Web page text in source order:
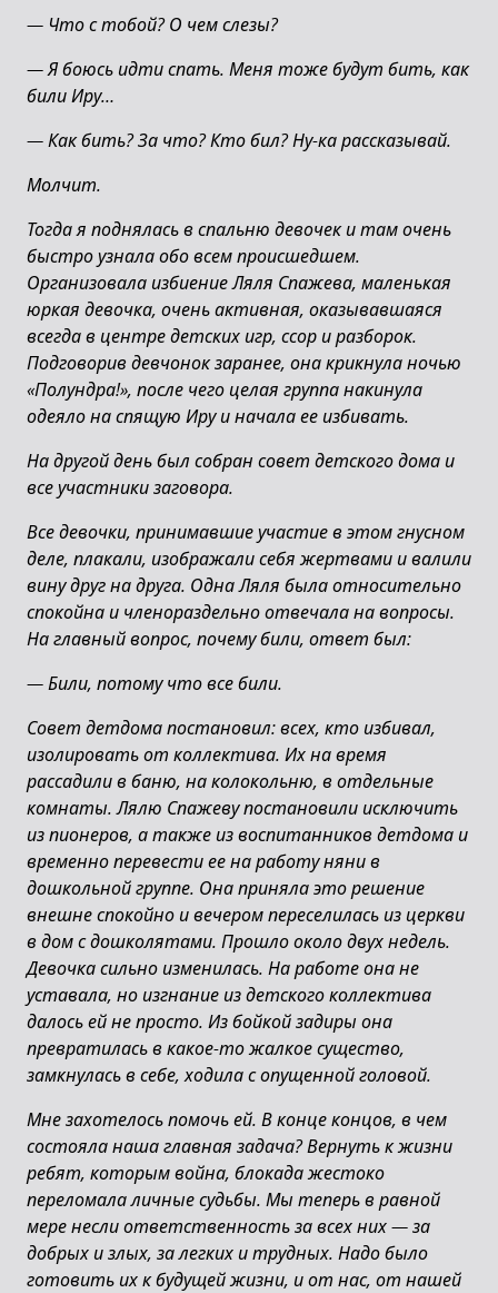
— Что с тобой? О чем слезы?
—Я боюсь идти спать. Меня тоже будут бить, как
били Иру…
—Как бить? За что? Кто бил? Ну-ка рассказывай.
Молчит.
Тогда я поднялась в спальню девочек и там очень
быстро узнала обо всем происшедшем.
Организовала избиение Ляля Спажева, маленькая
юркая девочка, очень активная, оказывавшаяся
всегда в центре детских игр, ссор и разборок.
Подговорив девчонок заранее, она крикнула ночью
«Полундра!», после чего целая группа накинула
одеяло на спящую Иру и начала ее избивать.
На другой день был собран совет детского дома и
все участники заговора.
Все девочки, принимавшие участие в этом гнусном
деле, плакали, изображали себя жертвами и валили
вину друг на друга. Одна Ляля была относительно
спокойна и членораздельно отвечала на вопросы.
На главный вопрос, почему били, ответ был:
—Били, потому что все били.
Совет детдома постановил: всех, кто избивал,
изолировать от коллектива. Их на время
рассадили в баню, на колокольню, в отдельные
комнаты. Лялю Спажеву постановили исключить
из пионеров, а также из воспитанников детдома и
временно перевести ее на работу няни в
дошкольной группе. Она приняла это решение
внешне спокойно и вечером переселилась из церкви
в дом с дошколятами. Прошло около двух недель.
Девочка сильно изменилась. На работе она не
уставала, но изгнание из детского коллектива
далось ей не просто. Из бойкой задиры она
превратилась в какое-то жалкое существо,
замкнулась в себе, ходила с опущенной головой.
Мне захотелось помочь ей. В конце концов, в чем
состояла наша главная задача? Вернуть к жизни
ребят, которым война, блокада жестоко
переломала личные судьбы. Мы теперь в равной
мере несли ответственность за всех них—за
добрых и злых, за легких и трудных. Надо было
готовить их к будущей жизни, и от нас, от нашей